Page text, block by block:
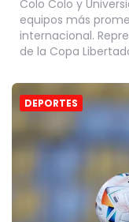
Colo Colo y
equipos más
internacional.
de la Copa
DEPORTES